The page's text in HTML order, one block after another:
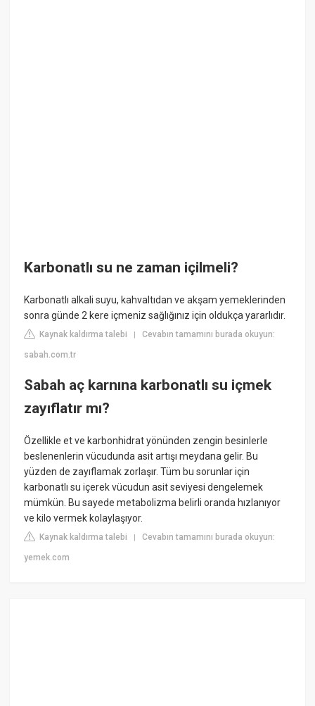
Karbonatlı su ne zaman içilmeli?
Karbonatlı alkali suyu, kahvaltıdan ve akşam yemeklerinden
sonra günde 2 kere içmeniz sağlığınız için oldukça yararlıdır.
Kaynak kaldırma talebi |Cevabın tamamını burada okuyun:
sabah.com.tr
Sabah aç karnına karbonatlı su içmek
zayıflatır mı?
Özellikle et ve karbonhidrat yönünden zengin besinlerle
beslenenlerin vücudunda asit artışı meydana gelir. Bu
yüzden de zayıflamak zorlaşır. Tüm bu sorunlar için
karbonatlı su içerek vücudun asit seviyesi dengelemek
mümkün. Bu sayede metabolizma belirli oranda hızlanıyor
ve kilo vermek kolaylaşıyor.
Kaynak kaldırma talebi |Cevabın tamamını burada okuyun:
yemek.com